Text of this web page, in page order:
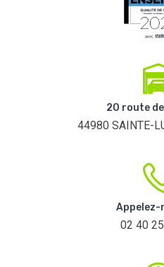
20 route
44980 SAINTE-
Appelez-
02 40